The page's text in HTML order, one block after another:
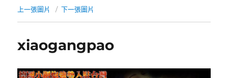
上一張圖片 下一張圖片
xiaogangpao